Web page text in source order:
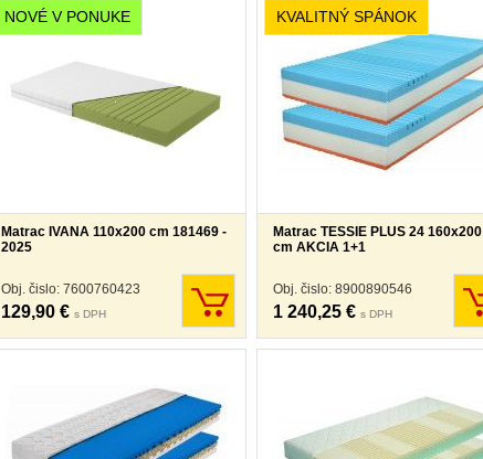
NOVÉ V PONUKE
Matrac IVANA 110x200 cm 181469 -
2025
Obj. čislo: 7600760423
129,90 € s DPH
KVALITNÝ SPÁNOK
Matrac TESSIE PLUS 24 160x200
cm AKCIA 1+1
Obj. čislo: 8900890546
1 240,25 € s DPH